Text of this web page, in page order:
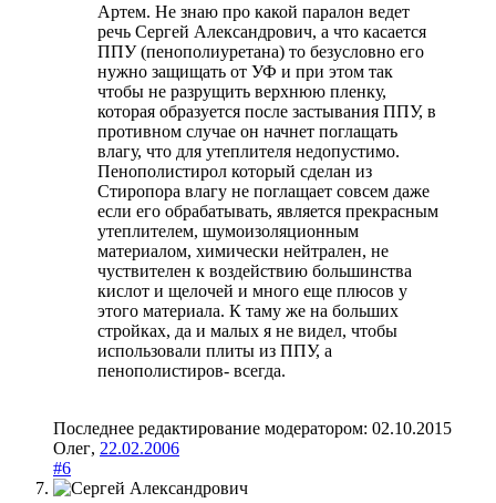
Артем. Не знаю про какой паралон ведет
речь Сергей Александрович, а что касается
ППУ (пенополиуретана) то безусловно его
нужно защищать от УФ и при этом так
чтобы не разрущить верхнюю пленку,
которая образуется после застывания ППУ, в
противном случае он начнет поглащать
влагу, что для утеплителя недопустимо.
Пенополистирол который сделан из
Стиропора влагу не поглащает совсем даже
если его обрабатывать, является прекрасным
утеплителем, шумоизоляционным
материалом, химически нейтрален, не
чуствителен к воздействию большинства
кислот и щелочей и много еще плюсов у
этого материала. К таму же на больших
стройках, да и малых я не видел, чтобы
использовали плиты из ППУ, а
пенополистиров- всегда.
Последнее редактирование модератором: 02.10.2015
Олег, 22.02.2006
#6